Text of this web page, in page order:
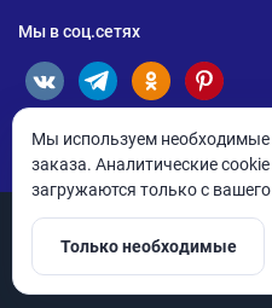
Мы в соц.сетях
© 2026 ANDPRO / ООО «АНД-
Мы используем
заказа. Аналитические
загружаются только с
Только необходимые